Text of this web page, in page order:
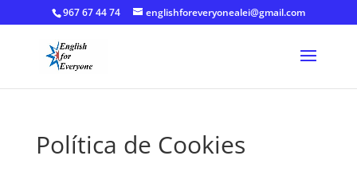
967 67 44 74 englishforeveryonealei@gmail.com
Política de Cookies